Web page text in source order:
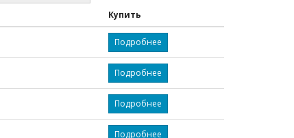
Купить
Подробнее
Подробнее
Подробнее
Подробнее